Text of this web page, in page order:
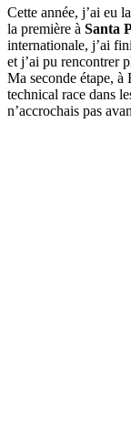
Cette année, j’ai eu
la première à Santa
internationale, j’ai
et j’ai pu rencontrer
Ma seconde étape, à
technical race dans
n’accrochais pas